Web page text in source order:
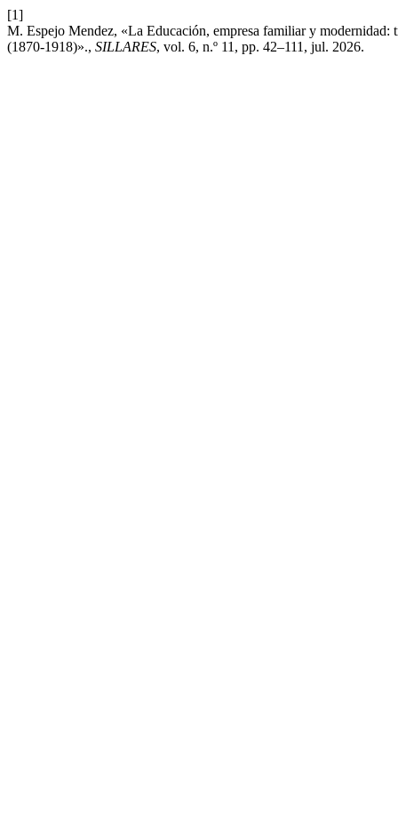
[1]
M. Espejo Mendez, «La Educación, empresa familiar y
(1870-1918)»., SILLARES, vol. 6, n.º 11, pp. 42–111, jul. 2026.